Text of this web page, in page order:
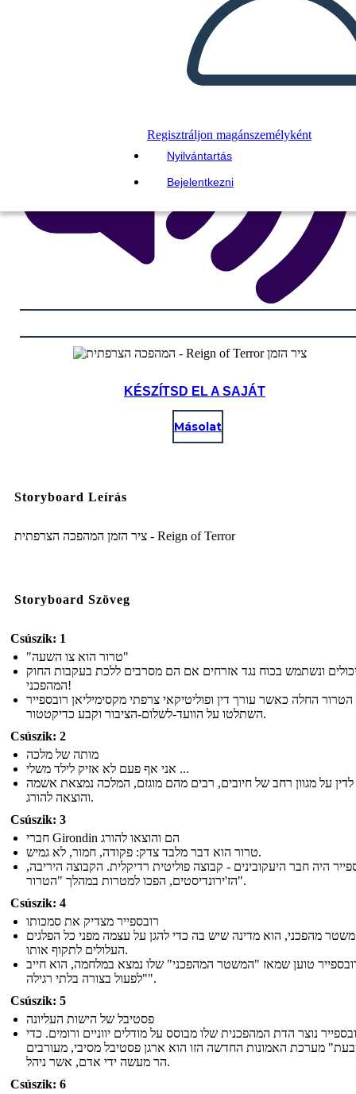
Regisztráljon magánszemélyként
Nyilvántartás
Bejelentkezni
KÉSZÍTSD EL A SAJÁT
Másolat
Storyboard Leírás
ציר הזמן המהפכה הצרפתית - Reign of Terror
Storyboard Szöveg
Csúszik: 1
"טרור הוא צו השעה"
ונשתמש בכוח נגד אזרחים אם הם מסרבים ללכת בעקבות החוק
המהפכני!
הטרור החלה כאשר עורך דין ופוליטיקאי צרפתי מקסימיליאן רובספייר
השתלטו על הוועד-לשלום-הציבור וקבע כדיקטטור.
Csúszik: 2
מותה של מלכה
אני אף פעם לא אזיק לילד משלי ...
לדין על מגוון רחב של חיובים, רבים מהם מוגזם, המלכה נמצאת אשמה
והוצאה להורג.
Csúszik: 3
חברי Girondin הם והוצאו להורג
טרור הוא דבר מלבד צדק: פקודה, חמור, לא גמיש.
היה חבר היעקובינים - קבוצה פוליטית רדיקלית. הקבוצה היריבה,
הז'ירונדיסטים, הפכו למטרות במהלך "הטרור".
Csúszik: 4
רובספייר מצדיק את סמכותו
מהפכני, הוא מדינה שיש בה כדי להגן על עצמה מפני כל הפלגים
העלולים לתקוף אותו.
טוען שמאז "המשטר המהפכני" שלו נמצא במלחמה, הוא חייב
"לפעול בצורה בלתי רגילה".
Csúszik: 5
פסטיבל של הישות העליונה
נוצר הדת המהפכנית שלו מבוסס על מודלים יווניים ורומים. כדי
מערכת האמונות החדשה הזו הוא ארגן פסטיבל מסיבי, מעורבים
הר מעשה ידי אדם, אשר ניהל.
Csúszik: 6